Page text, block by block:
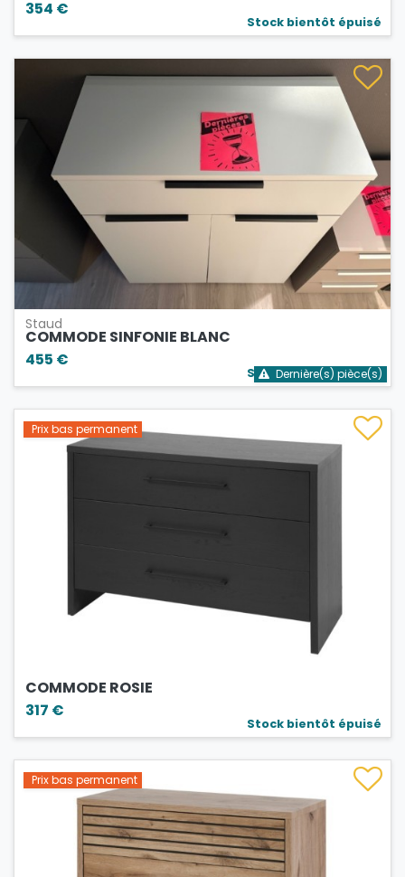
354 €
Stock bientôt épuisé
Staud
COMMODE SINFONIE BLANC
455 €
Stock bientôt épuisé
Dernière(s) pièce(s)
Prix bas permanent
COMMODE ROSIE
317 €
Stock bientôt épuisé
Prix bas permanent